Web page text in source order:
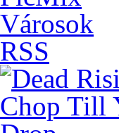
Városok
RSS